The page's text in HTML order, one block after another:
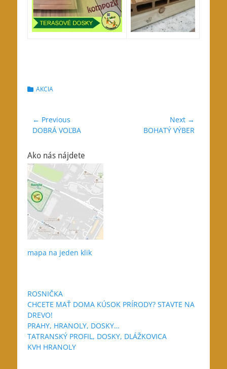
Categories
AKCIA
Navigácia
v
← Previous
Previous
DOBRÁ VOĽBA
Next →
BOHATÝ VÝBER
Ako nás nájdete
mapa na jeden klik
ROSNIČKA
CHCETE MAŤ DOMA KÚSOK PRÍRODY? STAVTE NA
DREVO!
PRAHY, HRANOLY, DOSKY…
TATRANSKÝ PROFIL, DOSKY, DLÁŽKOVICA
KVH HRANOLY